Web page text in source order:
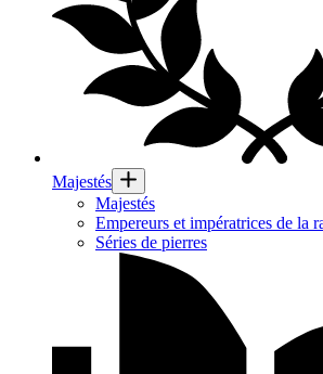
Majestés
Majestés
Empereurs et impératrices de la
Séries de pierres